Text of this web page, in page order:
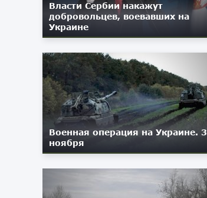
Власти Сербии накажут
добровольцев, воевавших на
Украине
Военная операция на Украине. 3
ноября